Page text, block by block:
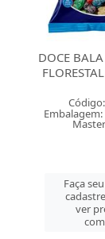
DOCE
MOLE
Faça
ver